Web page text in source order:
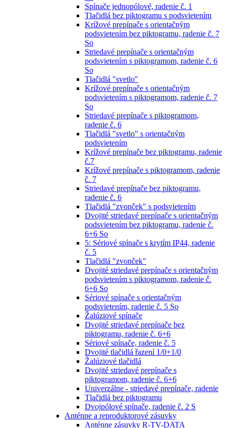
Spínače jednopólové, radenie č. 1
Tlačidlá bez piktogramu s podsvietením
Krížové prepínače s orientačným
podsvietením bez piktogramu, radenie č. 7
So
Striedavé prepínače s orientačným
podsvietením s piktogramom, radenie č. 6
So
Tlačidlá "svetlo"
Krížové prepínače s orientačným
podsvietením s piktogramom, radenie č. 7
So
Striedavé prepínače s piktogramom,
radenie č. 6
Tlačidlá "svetlo" s orientačným
podsvietením
Krížové prepínače bez piktogramu, radenie
č.7
Krížové prepínače s piktogramom, radenie
č. 7
Striedavé prepínače bez piktogramu,
radenie č. 6
Tlačidlá "zvonček" s podsvietením
Dvojité striedavé prepínače s orientačným
podsvietením bez piktogramu, radenie č.
6+6 So
5: Sériové spínače s krytím IP44, radenie
č. 5
Tlačidlá "zvonček"
Dvojité striedavé prepínače s orientačným
podsvietením s piktogramom, radenie č.
6+6 So
Sériové spínače s orientačným
podsvietením, radenie č. 5 So
Žalúziové spínače
Dvojité striedavé prepínače bez
piktogramu, radenie č. 6+6
Sériové spínače, radenie č. 5
Dvojité tlačidlá řazení 1/0+1/0
Žalúziové tlačidlá
Dvojité striedavé prepínače s
piktogramom, radenie č. 6+6
Univerzálne - striedavé prepínače, radenie
Tlačidlá bez piktogramu
Dvojpólové spínače, radenie č. 2 S
Anténne a reproduktorové zásuvky
Anténne zásuvky R-TV-DATA